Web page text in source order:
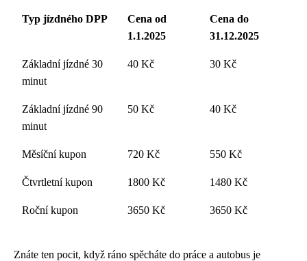
Typ jízdného DPP
Cena od
1.1.2025
Cena do
31.12.2025
Základní jízdné 30
minut
40 Kč 30 Kč
Základní jízdné 90
minut
50 Kč 40 Kč
Měsíční kupon 720 Kč 550 Kč
Čtvrtletní kupon 1800 Kč 1480 Kč
Roční kupon 3650 Kč 3650 Kč
Znáte ten pocit, když ráno spěcháte do práce a autobus je